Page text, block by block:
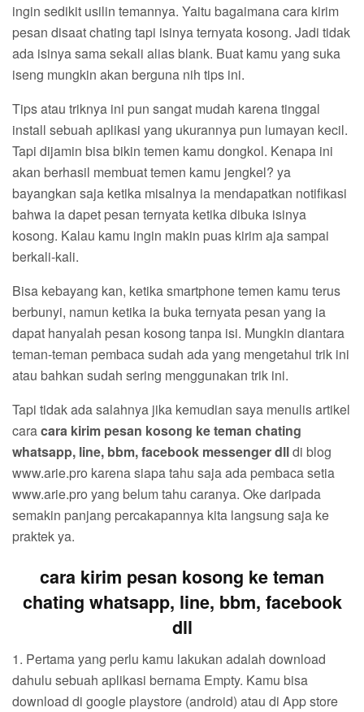
ingin sedikit usilin temannya. Yaitu bagaimana cara kirim
pesan disaat chating tapi isinya ternyata kosong. Jadi tidak
ada isinya sama sekali alias blank. Buat kamu yang suka
iseng mungkin akan berguna nih tips ini.
Tips atau triknya ini pun sangat mudah karena tinggal
install sebuah aplikasi yang ukurannya pun lumayan kecil.
Tapi dijamin bisa bikin temen kamu dongkol. Kenapa ini
akan berhasil membuat temen kamu jengkel? ya
bayangkan saja ketika misalnya ia mendapatkan notifikasi
bahwa ia dapet pesan ternyata ketika dibuka isinya
kosong. Kalau kamu ingin makin puas kirim aja sampai
berkali-kali.
Bisa kebayang kan, ketika smartphone temen kamu terus
berbunyi, namun ketika ia buka ternyata pesan yang ia
dapat hanyalah pesan kosong tanpa isi. Mungkin diantara
teman-teman pembaca sudah ada yang mengetahui trik ini
atau bahkan sudah sering menggunakan trik ini.
Tapi tidak ada salahnya jika kemudian saya menulis artikel
caracara kirim pesan kosong ke teman chating
whatsapp, line, bbm, facebook messenger dlldi blog
www.arie.pro karena siapa tahu saja ada pembaca setia
www.arie.pro yang belum tahu caranya. Oke daripada
semakin panjang percakapannya kita langsung saja ke
praktek ya.
cara kirim pesan kosong ke teman
chating whatsapp, line, bbm, facebook
dll
1. Pertama yang perlu kamu lakukan adalah download
dahulu sebuah aplikasi bernama Empty. Kamu bisa
download di google playstore (android) atau di App store